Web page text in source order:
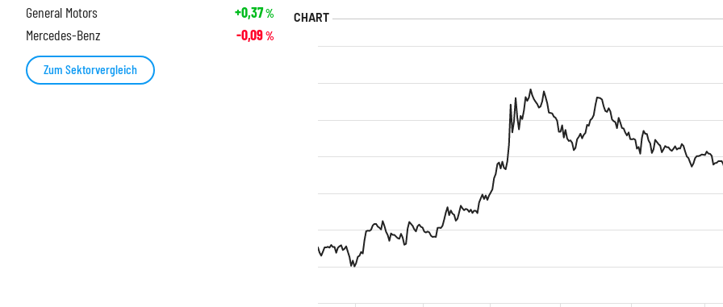
General Motors +0,37%
Mercedes-Benz -0,09%
Zum Sektorvergleich